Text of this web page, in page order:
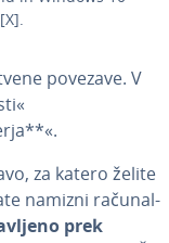
povezave. V
za katero želite
namizni ra­ču­nal­
prek